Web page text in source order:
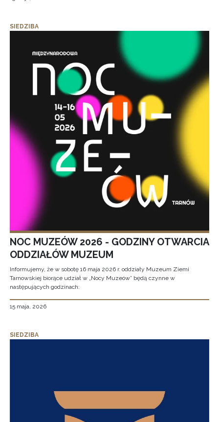
SIEDZIBA
NOC MUZEÓW 2026 - GODZINY OTWARCIA
ODDZIAŁÓW MUZEUM
Informujemy, że w sobotę 16 maja 2026 r. oddziały Muzeum Ziemi
Tarnowskiej biorące udział w „Nocy Muzeów” będą czynne w
następujących godzinach:
15 maja, 2026
SIEDZIBA